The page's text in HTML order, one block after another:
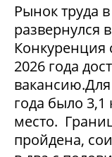
Рынок труда
развернулся
Конкуренция
2026 года
года было 3,1
место.
пройдена,